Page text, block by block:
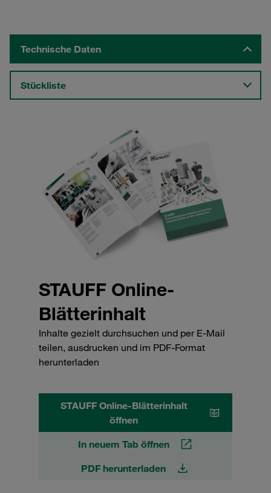
Technische Daten
Stückliste
STAUFF Online-
Blätterinhalt
Inhalte gezielt durchsuchen und per E-Mail
teilen, ausdrucken und im PDF-Format
herunterladen
STAUFF Online-Blätterinhalt
öffnen
In neuem Tab öffnen
PDF herunterladen